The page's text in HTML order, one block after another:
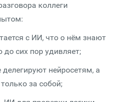
коллеги
с ИИ, что о нём знают
сих пор удивляет;
нейросетям, а
за собой;